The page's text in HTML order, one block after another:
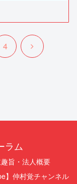
4
次
ラム
旨・法人概要
】仲村覚チャンネル